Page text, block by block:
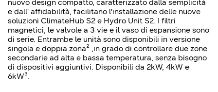
nuovo design compatto, caratterizzato dalla semplicità
e dall' affidabilità, facilitano l'installazione delle nuove
soluzioni ClimateHub S2 e Hydro Unit S2. I filtri
magnetici, le valvole a 3 vie e il vaso di espansione sono
di serie. Entrambe le unità sono disponibili in versione
singola e doppia zona² ,in grado di controllare due zone
secondarie ad alta e bassa temperatura, senza bisogno
di dispositivi aggiuntivi. Disponibili da 2kW, 4kW e
6kW³.